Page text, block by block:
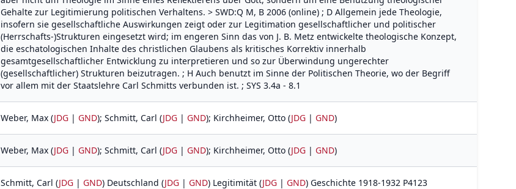
Gehalte zur Legitimierung politischen Verhaltens. > SWD:Q M, B 2006 (online) ; D Allgemein jede Theologie,
insofern sie gesellschaftliche Auswirkungen zeigt oder zur Legitimation gesellschaftlicher und politischer
(Herrschafts-)Strukturen eingesetzt wird; im engeren Sinn das von J. B. Metz entwickelte theologische Konzept,
die eschatologischen Inhalte des christlichen Glaubens als kritisches Korrektiv innerhalb
gesamtgesellschaftlicher Entwicklung zu interpretieren und so zur Überwindung ungerechter
(gesellschaftlicher) Strukturen beizutragen. ; H Auch benutzt im Sinne der Politischen Theorie, wo der Begriff
vor allem mit der Staatslehre Carl Schmitts verbunden ist. ; SYS 3.4a - 8.1
Weber, Max (JDG | GND); Schmitt, Carl (JDG | GND); Kirchheimer, Otto (JDG | GND)
Weber, Max (JDG | GND); Schmitt, Carl (JDG | GND); Kirchheimer, Otto (JDG | GND)
Schmitt, Carl (JDG | GND) Deutschland (JDG | GND) Legitimität (JDG | GND) Geschichte 1918-1932 P4123